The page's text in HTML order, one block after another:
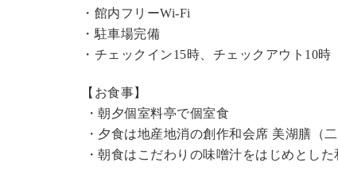
・館内フリーWi-Fi
・駐車場完備
・チェックイン15時、チェックアウト10時
【お食事】
・朝夕個室料亭で個室食
・夕食は地産地消の創作和会席 美湖膳（
・朝食はこだわりの味噌汁をはじめとした